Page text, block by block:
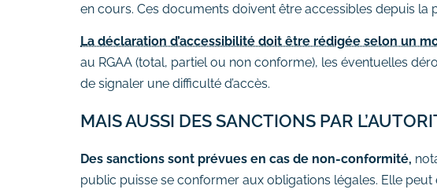
en cours. Ces documents doivent être accessibles depuis la
La déclaration d’accessibilité doit être rédigée selon un
au RGAA (total, partiel ou non conforme), les éventuelles
de signaler une difficulté d’accès.
MAIS AUSSI DES SANCTIONS PAR
Des sanctions sont prévues en cas de non-conformité,
public puisse se conformer aux obligations légales. Elle peut